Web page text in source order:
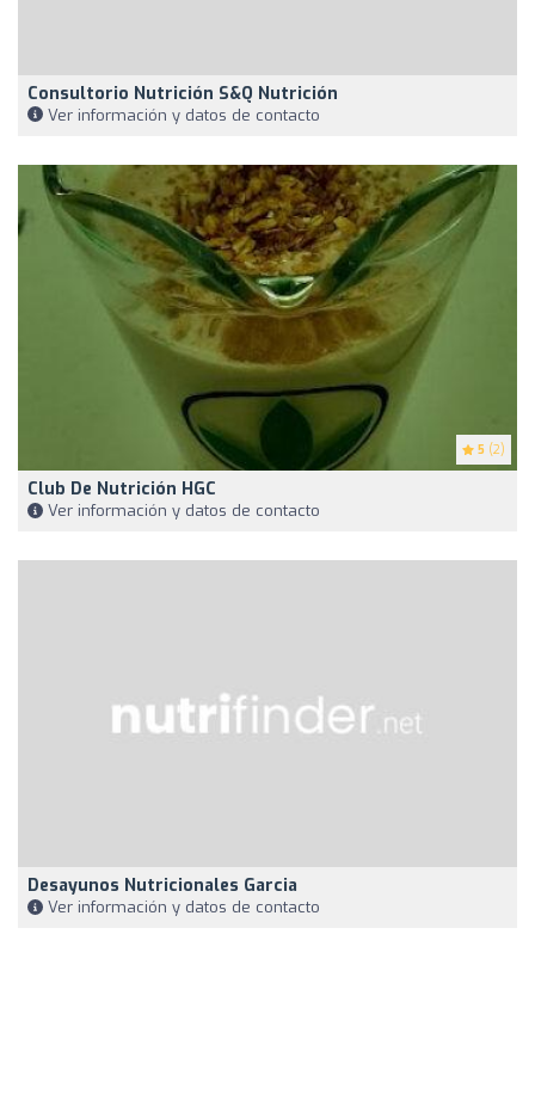
Consultorio Nutrición S&Q Nutrición
Ver información y datos de contacto
5 (2)
Club De Nutrición HGC
Ver información y datos de contacto
Desayunos Nutricionales Garcia
Ver información y datos de contacto